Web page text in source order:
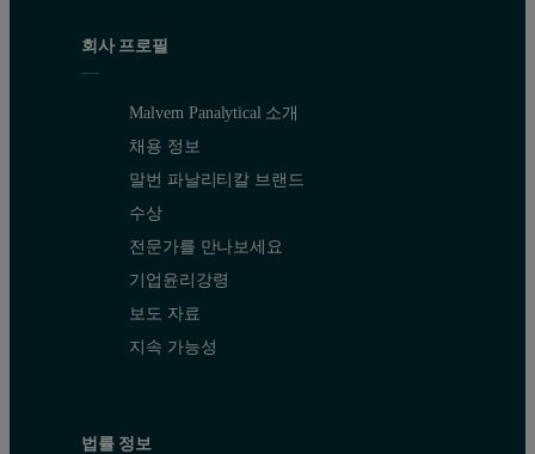
회사 프로필
Malvern Panalytical 소개
채용 정보
말번 파날리티칼 브랜드
수상
전문가를 만나보세요
기업윤리강령
보도 자료
지속 가능성
법률 정보